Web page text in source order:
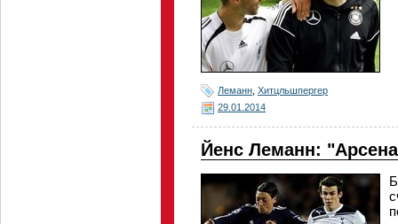
Леманн Хитцльшпергер
29.01.2014
Йенс Леманн: